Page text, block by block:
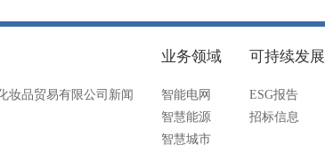
妆品贸易有限公司新闻
业务领域
智能电网
智慧能源
智慧城市
可持续发展
ESG报告
招标信息